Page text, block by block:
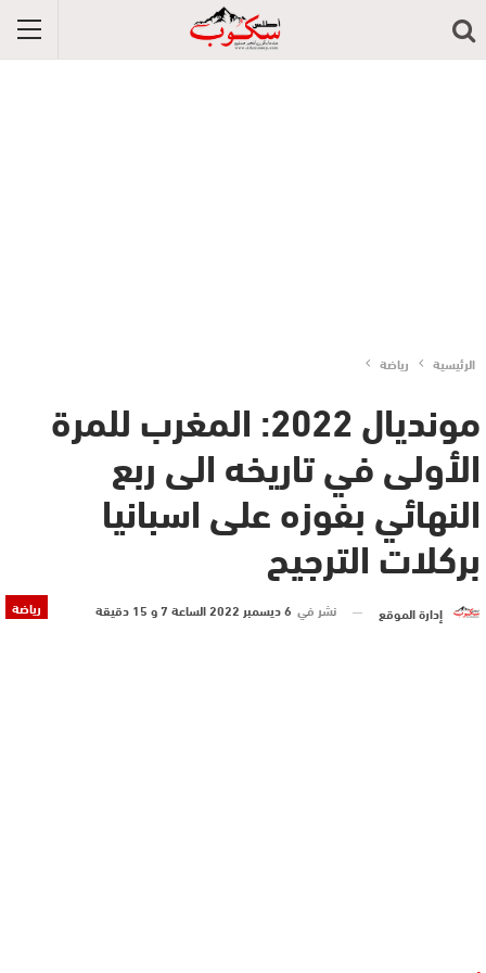
الرئيسية رياضة
مونديال 2022: المغرب للمرة
الأولى في تاريخه الى ربع
النهائي بفوزه على اسبانيا
بركلات الترجيح
رياضة إدارة الموقع نشر في 6 ديسمبر 2022 الساعة 7 و 15 دقيقة